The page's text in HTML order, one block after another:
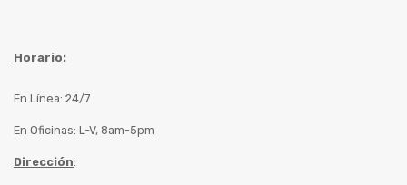
Horario:
En Línea: 24/7
En Oficinas: L-V, 8am-5pm
Dirección: